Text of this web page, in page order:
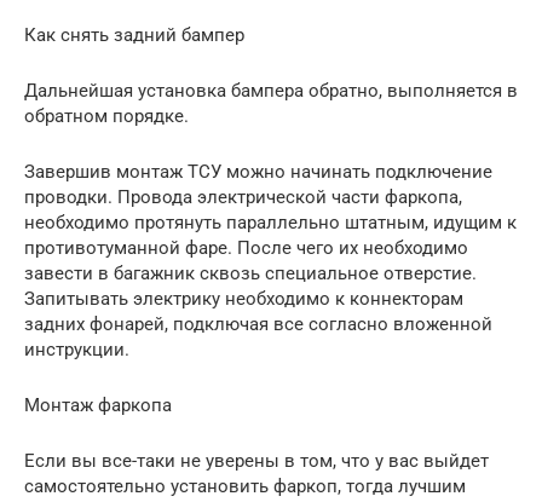
Как снять задний бампер
Дальнейшая установка бампера обратно, выполняется в
обратном порядке.
Завершив монтаж ТСУ можно начинать подключение
проводки. Провода электрической части фаркопа,
необходимо протянуть параллельно штатным, идущим к
противотуманной фаре. После чего их необходимо
завести в багажник сквозь специальное отверстие.
Запитывать электрику необходимо к коннекторам
задних фонарей, подключая все согласно вложенной
инструкции.
Монтаж фаркопа
Если вы все-таки не уверены в том, что у вас выйдет
самостоятельно установить фаркоп, тогда лучшим